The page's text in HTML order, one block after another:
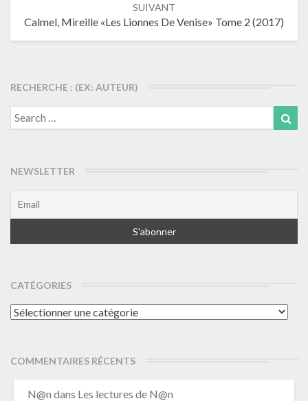
SUIVANT
Calmel, Mireille «Les Lionnes De Venise» Tome 2 (2017)
RECHERCHE : (EX: AUTEUR)
Search
for:
NEWSLETTER
CATÉGORIES
Catégories
COMMENTAIRES RÉCENTS
N@n dans Les lectures de N@n